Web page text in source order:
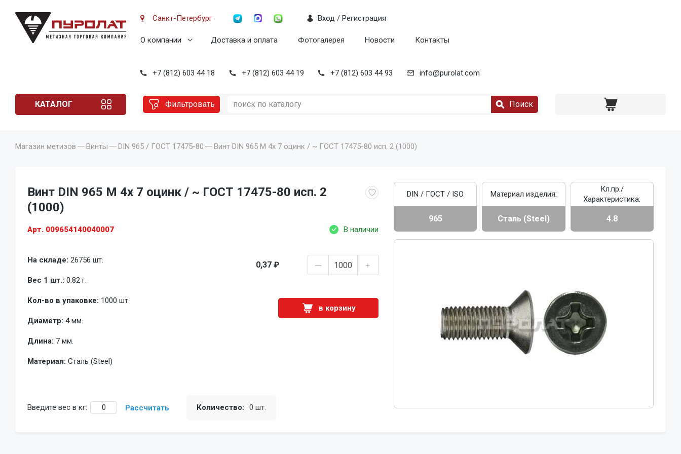
Санкт-Петербург
О компании Доставка и оплата Фотогалерея Новости Контакты
Вход / Регистрация
+7 (812) 603 44 18 +7 (812) 603 44 19 +7 (812) 603 44 93 info@purolat.com
КАТАЛОГ Фильтровать Поиск
Магазин метизов Винты DIN 965 / ГОСТ 17475-80 Винт DIN 965 M 4x 7 оцинк / ~ ГОСТ 17475-80 исп. 2 (1000)
Винт DIN 965 M 4x 7 оцинк / ~ ГОСТ 17475-80 исп. 2
(1000)
Арт. 009654140040007 В наличии
На складе: 26756 шт.
Вес 1 шт.: 0.82 г.
Кол-во в упаковке: 1000 шт.
Диаметр: 4 мм.
Длина: 7 мм.
Материал: Сталь (Steel)
0,37 ₽
в корзину
Введите вес в кг: Рассчитать Количество: 0 шт.
DIN / ГОСТ / ISO
965
Материал изделия:
Сталь (Steel)
Кл.пр./
Характеристика:
4.8